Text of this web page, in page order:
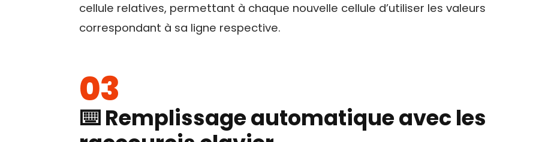
cellule relatives, permettant à chaque nouvelle cellule d’utiliser les valeurs
correspondant à sa ligne respective.
⌨️ Remplissage automatique avec les